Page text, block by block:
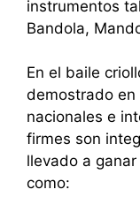
instrumentos
Bandola,
En el baile
demostrado en
nacionales e
firmes son
llevado a
como: